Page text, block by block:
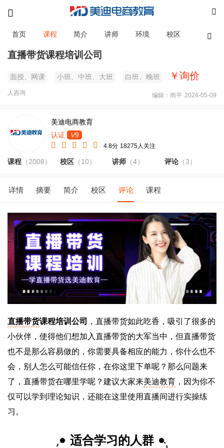
首页 课程 简介 讲师 环境 校区 资讯
直播带货课程培训公司
面授、网课 小班、中班、大班 白班、晚班 ￥询价
人咨询 2024-05-09
编辑：雨平
美迪电商教育
认证
V9
4.8分 18275人关注
课程 （2008） 校区（10） 讲师 （4） 评论（3）
详情 摘要 简介 校区 评论 课程
直播带货课程培训公司
，直播带货如此吃香，吸引了很多的
小伙伴，使得他们想加入直播带货的大军当中，但直播带货
也不是那么容易做的，你需要具备相应的能力，你什么也不
会，别人怎么可能信任你，在你这里下单呢？那么问题来
了，直播带货在哪里学呢？建议大家来美迪教育 ，因为你不
仅可以学到理论知识，还能在这里使用直播间进行实操练
习。
适合学习的人群